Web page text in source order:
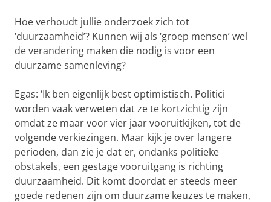
Hoe verhoudt jullie onderzoek zich tot
‘duurzaamheid’? Kunnen wij als ‘groep mensen’ wel
de verandering maken die nodig is voor een
duurzame samenleving?
Egas: ‘Ik ben eigenlijk best optimistisch. Politici
worden vaak verweten dat ze te kortzichtig zijn
omdat ze maar voor vier jaar vooruitkijken, tot de
volgende verkiezingen. Maar kijk je over langere
perioden, dan zie je dat er, ondanks politieke
obstakels, een gestage vooruitgang is richting
duurzaamheid. Dit komt doordat er steeds meer
goede redenen zijn om duurzame keuzes te maken,